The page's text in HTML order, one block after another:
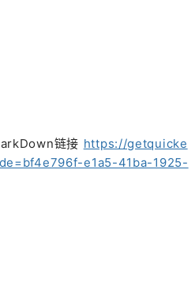
链接 https://getquicke
e1a5-41ba-1925-